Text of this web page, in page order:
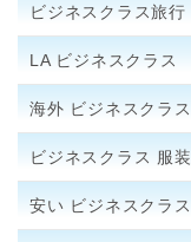
ビジネスクラス旅行
LA ビジネスクラス
海外 ビジネスクラス
ビジネスクラス 服装
安い ビジネスクラス